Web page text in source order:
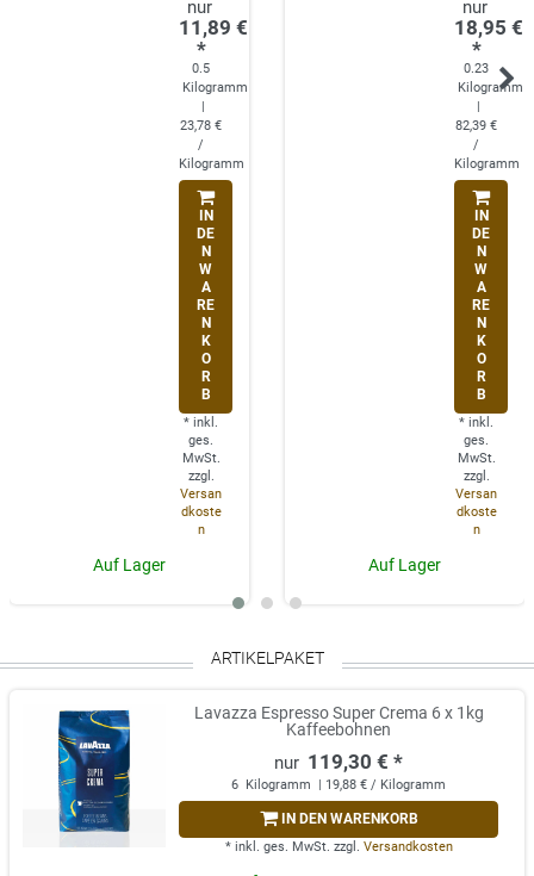
11,89 €
*
0.5
Kilogramm
|
23,78 €
/
Kilogramm
IN
DE
N
W
A
RE
N
K
O
R
B
* inkl.
ges.
MwSt.
zzgl.
Versan
dkoste
n
Auf Lager
18,95 €
*
0.23
Kilogramm
|
82,39 €
/
Kilogramm
IN
DE
N
W
A
RE
N
K
O
R
B
* inkl.
ges.
MwSt.
zzgl.
Versan
dkoste
n
Auf Lager
ARTIKELPAKET
Lavazza Espresso Super Crema 6 x 1kg
Kaffeebohnen
119,30 € *
6 Kilogramm | 19,88 € / Kilogramm
IN DEN WARENKORB
* inkl. ges. MwSt. zzgl. Versandkosten